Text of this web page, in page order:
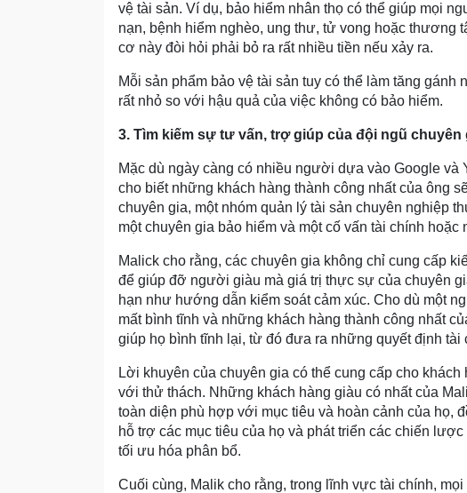
vệ tài sản. Ví dụ, bảo hiểm nhân thọ có thể giúp mọi
nạn, bệnh hiểm nghèo, ung thư, tử vong hoặc thương
cơ này đòi hỏi phải bỏ ra rất nhiều tiền nếu xảy ra.
Mỗi sản phẩm bảo vệ tài sản tuy có thể làm tăng
rất nhỏ so với hậu quả của việc không có bảo hiểm.
3. Tìm kiếm sự tư vấn, trợ giúp của đội ngũ chuyên
Mặc dù ngày càng có nhiều người dựa vào Google và
cho biết những khách hàng thành công nhất của ông
chuyên gia, một nhóm quản lý tài sản chuyên nghiệp
một chuyên gia bảo hiểm và một cố vấn tài chính
Malick cho rằng, các chuyên gia không chỉ cung cấp
để giúp đỡ người giàu mà giá trị thực sự của chuyên
hạn như hướng dẫn kiểm soát cảm xúc. Cho dù một
mất bình tĩnh và những khách hàng thành công nhất
giúp họ bình tĩnh lại, từ đó đưa ra những quyết định tài
Lời khuyên của chuyên gia có thể cung cấp cho
với thử thách. Những khách hàng giàu có nhất của
toàn diện phù hợp với mục tiêu và hoàn cảnh của họ,
hỗ trợ các mục tiêu của họ và phát triển các chiến
tối ưu hóa phân bổ.
Cuối cùng, Malik cho rằng, trong lĩnh vực tài chính,